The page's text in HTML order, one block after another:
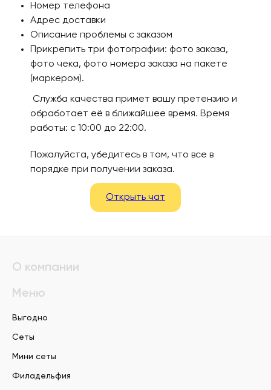
Номер телефона
Адрес доставки
Описание проблемы с заказом
Прикрепить три фотографии: фото заказа,
фото чека, фото номера заказа на пакете
(маркером).
Служба качества примет вашу претензию и
обработает её в ближайшее время. Время
работы: с 10:00 до 22:00.
Пожалуйста, убедитесь в том, что все в
порядке при получении заказа.
Открыть чат
О компании
Меню
Выгодно
Сеты
Мини сеты
Филадельфия